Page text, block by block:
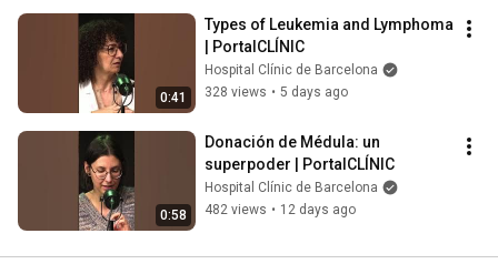
0:41
Types of Leukemia and Lymphoma
| PortalCLÍNIC
Hospital Clínic de Barcelona
328 views • 5 days ago
0:58
Donación de Médula: un
superpoder | PortalCLÍNIC
Hospital Clínic de Barcelona
482 views • 12 days ago